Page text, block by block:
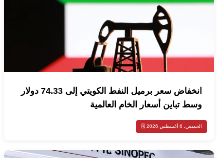
انخفاض سعر برميل النفط الكويتي إلى 74.33 دولار
وسط تباين أسعار الخام العالمية
الخميس، 6 أغسطس 2026 🗓️